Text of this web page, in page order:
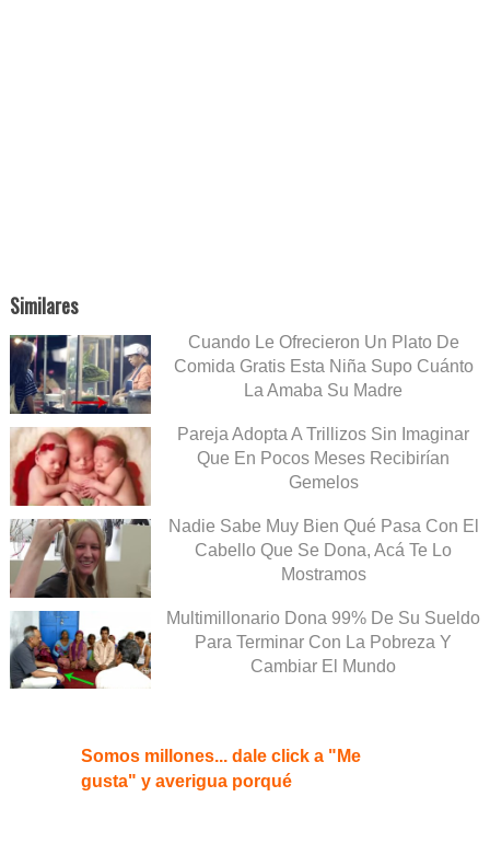
Similares
Cuando Le Ofrecieron Un Plato De
Comida Gratis Esta Niña Supo Cuánto
La Amaba Su Madre
Pareja Adopta A Trillizos Sin Imaginar
Que En Pocos Meses Recibirían
Gemelos
Nadie Sabe Muy Bien Qué Pasa Con El
Cabello Que Se Dona, Acá Te Lo
Mostramos
Multimillonario Dona 99% De Su Sueldo
Para Terminar Con La Pobreza Y
Cambiar El Mundo
Somos millones... dale click a "Me
gusta" y averigua porqué